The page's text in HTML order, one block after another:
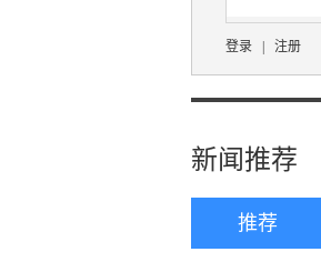
登录 注册
新闻推荐
推荐